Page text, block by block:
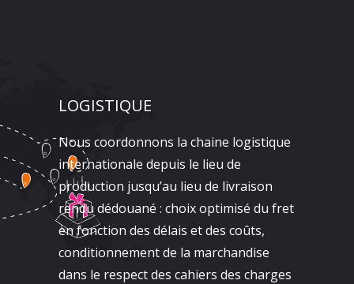
LOGISTIQUE
Nous coordonnons la chaine logistique
internationale depuis le lieu de
production jusqu’au lieu de livraison
rendu dédouané : choix optimisé du fret
en fonction des délais et des coûts,
conditionnement de la marchandise
dans le respect des cahiers des charges